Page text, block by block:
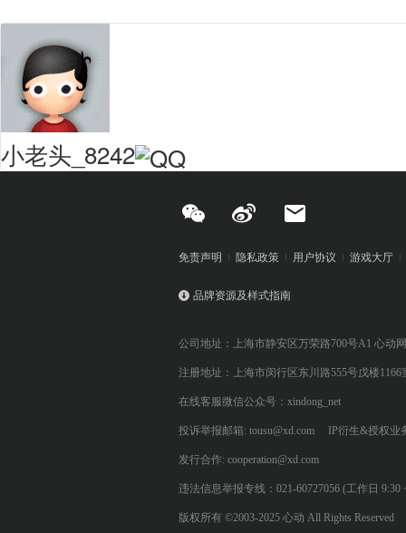
小老头_8242
免责声明 隐私政策 用户协议 游戏大厅
品牌资源及样式指南
公司地址：上海市静安区万荣路700号A1 心动
注册地址：上海市闵行区东川路555号戊楼1166
在线客服微信公众号：xindong_net
投诉举报邮箱: tousu@xd.com IP衍生&授权业
发行合作: cooperation@xd.com
违法信息举报专线：021-60727056 (工作日 9:30
版权所有 ©2003-2025 心动 All Rights Reserved